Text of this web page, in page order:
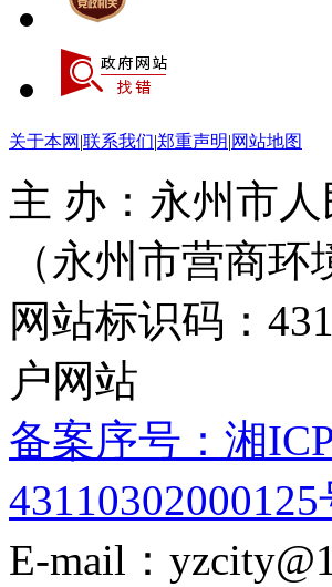
关于本网 |联系我们|郑重声明|网站地图
主 办：永州市
（永州市营商
网站标识码：
户网站
备案序号：湘
43110302000125
E-mail：